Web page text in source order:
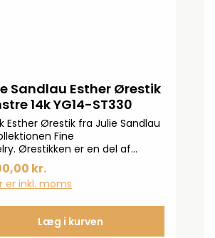
Sandlau Esther Ørestik
14k YG14-ST330
Esther Ørestik fra Julie Sandlau
Fine
Ørestikken er en del af
kollektionen. Ørestikken er
med de smukkeste hvide
8
og denne er til venstre øre.
kr.
er inkl. moms
Læg i kurven